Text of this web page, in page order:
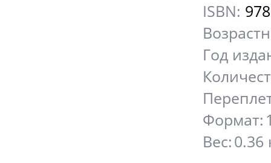
ISBN:
Год
Формат:
Вес:0.36